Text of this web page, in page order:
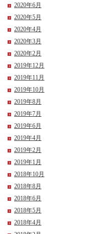
2020年6月
2020年5月
2020年4月
2020年3月
2020年2月
2019年12月
2019年11月
2019年10月
2019年8月
2019年7月
2019年6月
2019年4月
2019年2月
2019年1月
2018年10月
2018年8月
2018年6月
2018年5月
2018年4月